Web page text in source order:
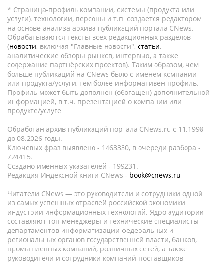
* Страница-профиль компании, системы (продукта или
услуги), технологии, персоны и т.п. создается редактором
на основе анализа архива публикаций портала CNews.
Обрабатываются тексты всех редакционных разделов
(новости, включая "Главные новости", статьи,
аналитические обзоры рынков, интервью, а также
содержание партнёрских проектов). Таким образом, чем
больше публикаций на CNews было с именем компании
или продукта/услуги, тем более информативен профиль.
Профиль может быть дополнен (обогащен) дополнительной
информацией, в т.ч. презентацией о компании или
продукте/услуге.
Обработан архив публикаций портала CNews.ru c 11.1998
до 08.2026 годы.
Ключевых фраз выявлено - 1463330, в очереди разбора -
724415.
Создано именных указателей - 199231.
Редакция Индексной книги CNews - book@cnews.ru
Читатели CNews — это руководители и сотрудники одной
из самых успешных отраслей российской экономики:
индустрии информационных технологий. Ядро аудитории
составляют топ-менеджеры и технические специалисты
департаментов информатизации федеральных и
региональных органов государственной власти, банков,
промышленных компаний, розничных сетей, а также
руководители и сотрудники компаний-поставщиков